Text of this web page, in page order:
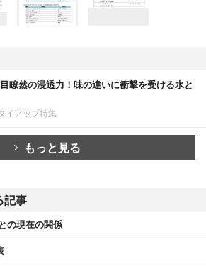
瞭然の浸透力！味の違いに衝撃を受ける水と
イアップ特集
もっと見る
記事
の現在の関係